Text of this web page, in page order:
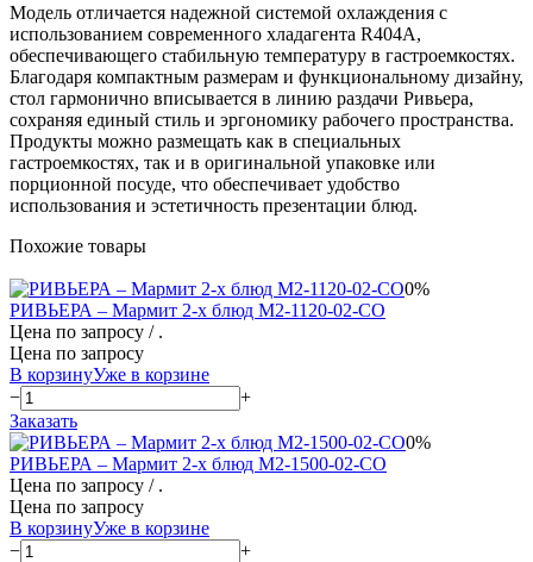
Модель отличается надежной системой охлаждения с
использованием современного хладагента R404A,
обеспечивающего стабильную температуру в гастроемкостях.
Благодаря компактным размерам и функциональному дизайну,
стол гармонично вписывается в линию раздачи Ривьера,
сохраняя единый стиль и эргономику рабочего пространства.
Продукты можно размещать как в специальных
гастроемкостях, так и в оригинальной упаковке или
порционной посуде, что обеспечивает удобство
использования и эстетичность презентации блюд.
Похожие товары
0%
РИВЬЕРА – Мармит 2-х блюд М2-1120-02-СО
Цена по запросу / .
Цена по запросу
В корзинуУже в корзине
−
+
Заказать
0%
РИВЬЕРА – Мармит 2-х блюд М2-1500-02-СО
Цена по запросу / .
Цена по запросу
В корзинуУже в корзине
−
+